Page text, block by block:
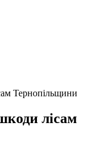
Тернопільщини
лісам